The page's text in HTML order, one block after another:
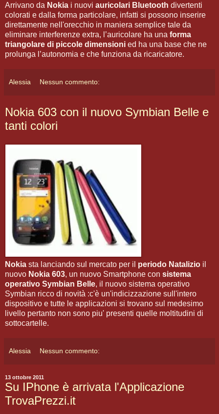
Arrivano da Nokia i nuovi auricolari Bluetooth divertenti
colorati e dalla forma particolare, infatti si possono inserire
direttamente nell'orecchio in maniera semplice tale da
eliminare interferenze extra, l’auricolare ha una forma
triangolare di piccole dimensioni ed ha una base che ne
prolunga l’autonomia e che funziona da ricaricatore.
Alessia Nessun commento:
Nokia 603 con il nuovo Symbian Belle e
tanti colori
Nokia sta lanciando sul mercato per il periodo Natalizio il
nuovo Nokia 603, un nuovo Smartphone con sistema
operativo Symbian Belle, il nuovo sistema operativo
Symbian ricco di novità :c'è un'indicizzazione sull'intero
dispositivo e tutte le applicazioni si trovano sul medesimo
livello pertanto non sono piu' presenti quelle moltitudini di
sottocartelle.
Alessia Nessun commento:
13 ottobre 2011
Su IPhone è arrivata l'Applicazione
TrovaPrezzi.it